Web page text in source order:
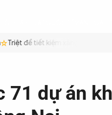
Triệt để tiết kiệm xăng dầu để
71 dự án